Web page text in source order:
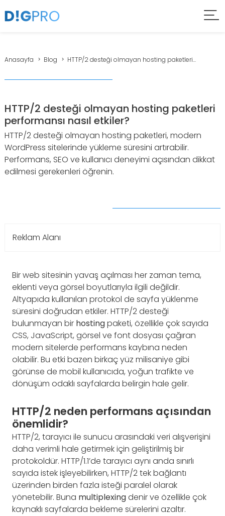
Anasayfa Blog HTTP/2 desteği olmayan hosting paketleri...
HTTP/2 desteği olmayan hosting paketleri
performansı nasıl etkiler?
HTTP/2 desteği olmayan hosting paketleri, modern
WordPress sitelerinde yükleme süresini artırabilir.
Performans, SEO ve kullanıcı deneyimi açısından dikkat
edilmesi gerekenleri öğrenin.
Reklam Alanı
Bir web sitesinin yavaş açılması her zaman tema,
eklenti veya görsel boyutlarıyla ilgili değildir.
Altyapıda kullanılan protokol de sayfa yüklenme
süresini doğrudan etkiler. HTTP/2 desteği
bulunmayan bir hostingpaketi, özellikle çok sayıda
CSS, JavaScript, görsel ve font dosyası çağıran
modern sitelerde performans kaybına neden
olabilir. Bu etki bazen birkaç yüz milisaniye gibi
görünse de mobil kullanıcıda, yoğun trafikte ve
dönüşüm odaklı sayfalarda belirgin hale gelir.
HTTP/2 neden performans açısından
önemlidir?
HTTP/2, tarayıcı ile sunucu arasındaki veri alışverişini
daha verimli hale getirmek için geliştirilmiş bir
protokoldür. HTTP/1.1’de tarayıcı aynı anda sınırlı
sayıda istek işleyebilirken, HTTP/2 tek bağlantı
üzerinden birden fazla isteği paralel olarak
yönetebilir. Buna multiplexingdenir ve özellikle çok
kaynaklı sayfalarda bekleme sürelerini azaltır.